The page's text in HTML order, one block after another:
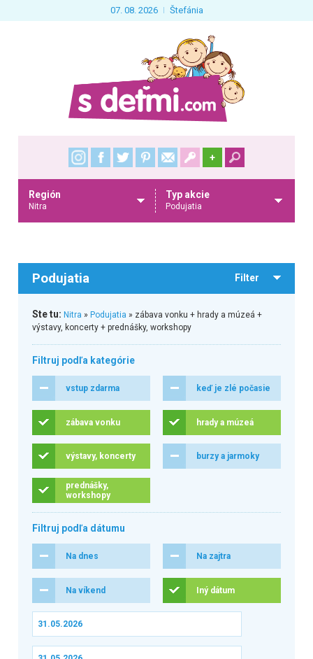
07. 08. 2026 Štefánia
+
Región
Nitra
Typ akcie
Podujatia
Podujatia Filter
Ste tu: Nitra » Podujatia » zábava vonku + hrady a múzeá +
výstavy, koncerty + prednášky, workshopy
Filtruj podľa kategórie
vstup zdarma keď je zlé počasie
zábava vonku hrady a múzeá
výstavy, koncerty burzy a jarmoky
prednášky,
workshopy
Filtruj podľa dátumu
Na dnes Na zajtra
Na víkend Iný dátum